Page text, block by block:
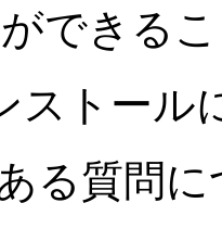
できる
ストール
問に